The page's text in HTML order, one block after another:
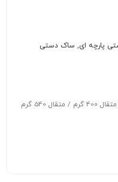
پارچه ای, ساک دستی